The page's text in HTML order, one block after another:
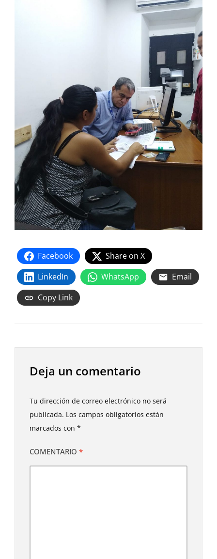
Facebook
Share on X
LinkedIn
WhatsApp
Email
Copy Link
Deja un comentario
Tu dirección de correo electrónico no será
publicada. Los campos obligatorios están
marcados con *
COMENTARIO *